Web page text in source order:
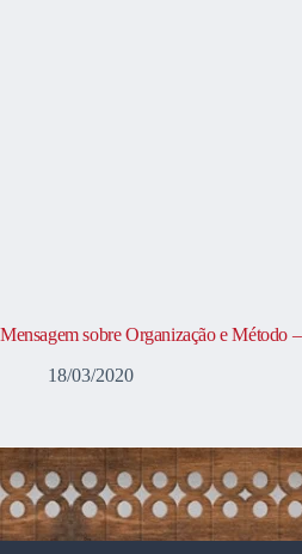
Mensagem sobre Organização e Método
18/03/2020